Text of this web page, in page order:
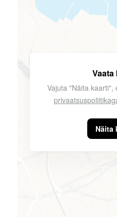
Vaata
Vajuta "Näita
Näita